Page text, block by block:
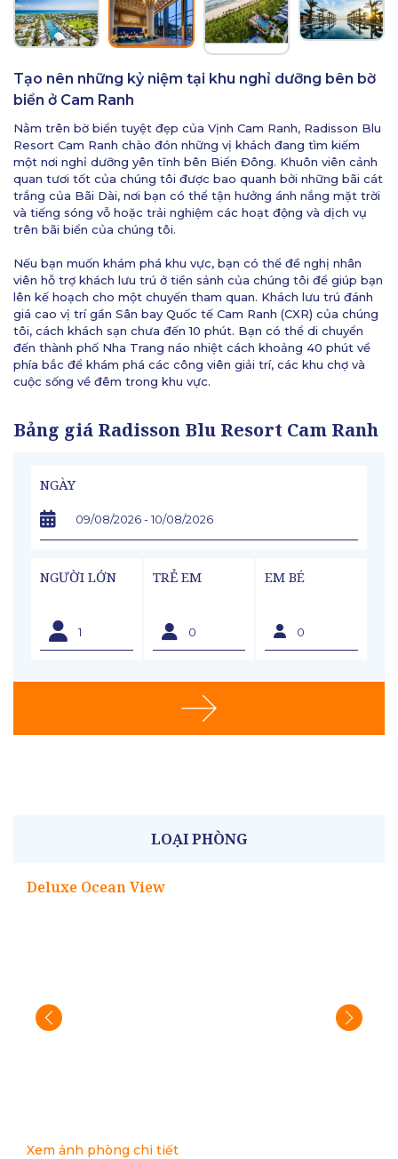
Tạo nên những kỷ niệm tại khu nghỉ dưỡng bên bờ
biển ở Cam Ranh
Nằm trên bờ biển tuyệt đẹp của Vịnh Cam Ranh, Radisson Blu
Resort Cam Ranh chào đón những vị khách đang tìm kiếm
một nơi nghỉ dưỡng yên tĩnh bên Biển Đông. Khuôn viên cảnh
quan tươi tốt của chúng tôi được bao quanh bởi những bãi cát
trắng của Bãi Dài, nơi bạn có thể tận hưởng ánh nắng mặt trời
và tiếng sóng vỗ hoặc trải nghiệm các hoạt động và dịch vụ
trên bãi biển của chúng tôi.
Nếu bạn muốn khám phá khu vực, bạn có thể đề nghị nhân
viên hỗ trợ khách lưu trú ở tiền sảnh của chúng tôi để giúp bạn
lên kế hoạch cho một chuyến tham quan. Khách lưu trú đánh
giá cao vị trí gần Sân bay Quốc tế Cam Ranh (CXR) của chúng
tôi, cách khách sạn chưa đến 10 phút. Bạn có thể di chuyển
đến thành phố Nha Trang náo nhiệt cách khoảng 40 phút về
phía bắc để khám phá các công viên giải trí, các khu chợ và
cuộc sống về đêm trong khu vực.
Bảng giá Radisson Blu Resort Cam Ranh
NGÀY
NGƯỜI LỚN TRẺ EM EM BÉ
LOẠI PHÒNG
Deluxe Ocean View
Xem ảnh phòng chi tiết